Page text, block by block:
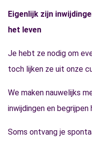
Eigenlijk zijn
het leven
Je hebt ze nodig om
toch lijken ze uit onze
We maken nauwelijks
inwijdingen en
Soms ontvang je